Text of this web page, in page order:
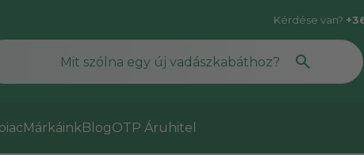
Kérdése van?
MárkáinkBlogOTP Áruhitel